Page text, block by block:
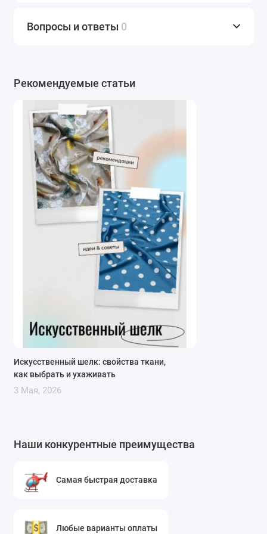
юбок-миди и макси. Также из этого материала можно
Для повседневного гардероба подойдут свободные
блузы с воланами, рубашки оверсайз, юбки-солнце и
широкие брюки-палаццо. Искусственный шелк также
используется для пошива аксессуаров: шарфов,
палантинов, косынок и бантов. Благодаря
эластичности, ткань подходит для изделий с
облегающим кроем, например, топов на бретелях или
платьев-бандо.
Специализация интернет-магазина
Наш интернет-магазин тканей для одежды и мебели с
доставкой по России предлагает широкий
ассортимент материалов для любых швейных
проектов. Искусственный шелк цвета фуксии – это
идеальный выбор для тех, кто ценит качество,
яркость и универсальность. Мы гарантируем точное
соответствие цвета и состава заявленным
любой регион РФ. Приобретая ткани в нашем
интернет-магазине тканей для одежды и мебели с
доставкой по России, вы получаете надежный
Рекомендации по уходу
Для сохранения яркости цвета и формы изделий из
искусственного шелка рекомендуется стирка при
Вопросы и ответы 0
Рекомендуемые статьи
Искусственный шелк: свойства ткани,
как выбрать и ухаживать
3 Мая, 2026
Наши конкурентные преимущества
Самая быстрая доставка
Любые варианты оплаты